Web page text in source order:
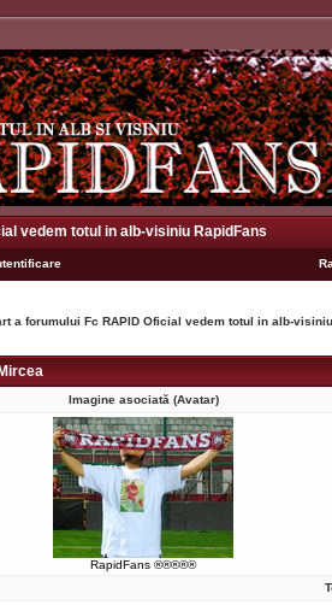
vedem totul in alb-visiniu RapidFans
a forumului Fc RAPID Oficial vedem totul in alb-
Imagine asociată (Avatar)
RapidFans ®®®®®